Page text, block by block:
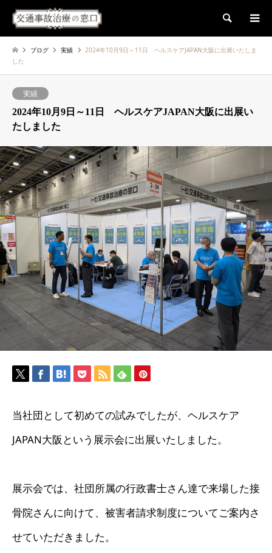
検索
ブログ 実績
2024年10月9日～11日 ヘルスケアJAPAN大阪に出展いたしま
した
実績
2024年10月9日～11日 ヘルスケアJAPAN大阪に出展い
たしました
当社団として初めての試みでしたが、ヘルスケア
JAPAN大阪という展示会に出展いたしました。
展示会では、社団所属の行政書士さん達で来場した接
骨院さんに向けて、被害者請求制度についてご案内さ
せていただきました。